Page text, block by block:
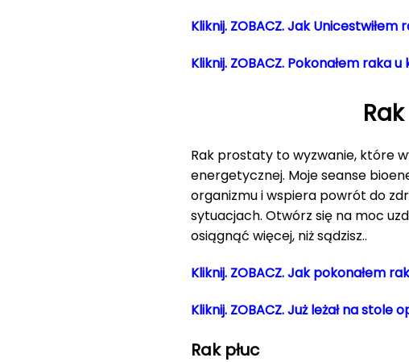
Kliknij. ZOBACZ. Jak
Kliknij. ZOBACZ. Pokonałem raka
Rak prostaty to wyzwanie, które
energetycznej. Moje seanse
organizmu i wspiera powrót do
sytuacjach. Otwórz się na moc
osiągnąć więcej, niż sądzisz..
Kliknij. ZOBACZ. Jak pokonałem
Kliknij. ZOBACZ. Już leżał na
Rak płuc